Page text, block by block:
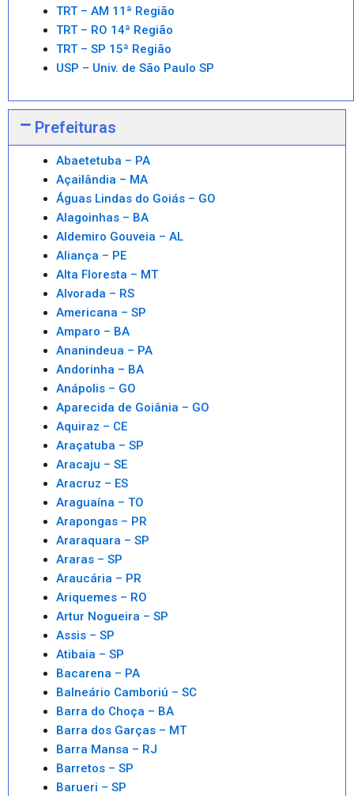
TRT – AM 11ª Região
TRT – RO 14ª Região
TRT – SP 15ª Região
USP – Univ. de São Paulo SP
Prefeituras
Abaetetuba – PA
Açailândia – MA
Águas Lindas do Goiás – GO
Alagoinhas – BA
Aldemiro Gouveia – AL
Aliança – PE
Alta Floresta – MT
Alvorada – RS
Americana – SP
Amparo – BA
Ananindeua – PA
Andorinha – BA
Anápolis – GO
Aparecida de Goiânia – GO
Aquiraz – CE
Araçatuba – SP
Aracaju – SE
Aracruz – ES
Araguaína – TO
Arapongas – PR
Araraquara – SP
Araras – SP
Araucária – PR
Ariquemes – RO
Artur Nogueira – SP
Assis – SP
Atibaia – SP
Bacarena – PA
Balneário Camboriú – SC
Barra do Choça – BA
Barra dos Garças – MT
Barra Mansa – RJ
Barretos – SP
Barueri – SP